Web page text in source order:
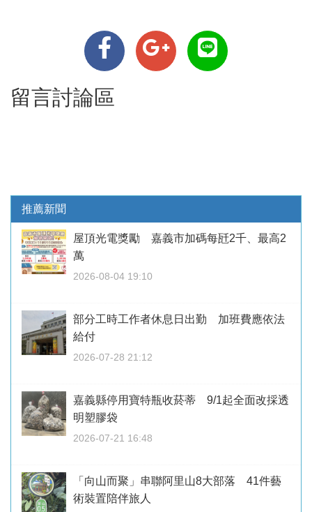
留言討論區
推薦新聞
屋頂光電獎勵 嘉義市加碼每瓩2千、最高2
萬
2026-08-04 19:10
部分工時工作者休息日出勤 加班費應依法
給付
2026-07-28 21:12
嘉義縣停用寶特瓶收菸蒂 9/1起全面改採透
明塑膠袋
2026-07-21 16:48
「向山而聚」串聯阿里山8大部落 41件藝
術裝置陪伴旅人